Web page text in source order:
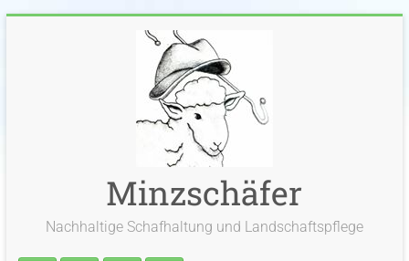
Minzschäfer
Nachhaltige Schafhaltung und Landschaftspflege